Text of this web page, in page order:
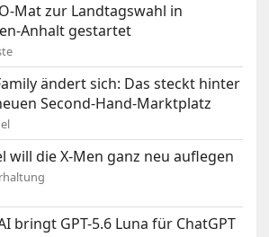
Mat zur Landtagswahl in
Anhalt gestartet
ändert sich: Das steckt hinter
Second-Hand-Marktplatz
will die X-Men ganz neu auflegen
bringt GPT-5.6 Luna für ChatGPT